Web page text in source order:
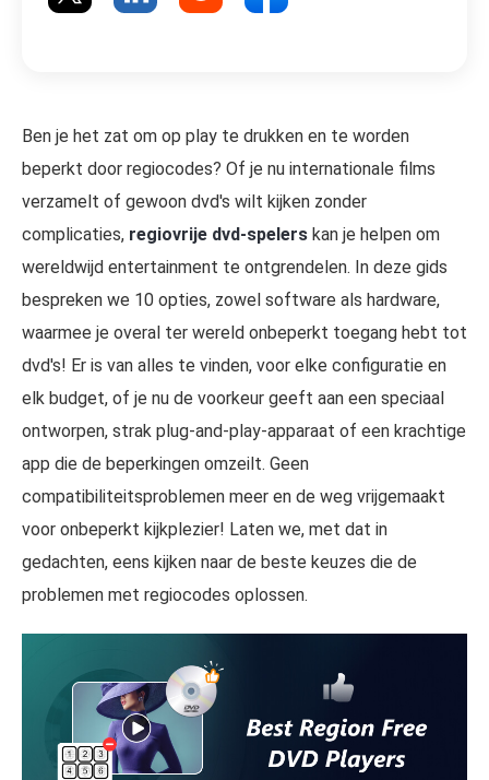
Ben je het zat om op play te drukken en te worden
beperkt door regiocodes? Of je nu internationale films
verzamelt of gewoon dvd's wilt kijken zonder
complicaties, regiovrije dvd-spelers kan je helpen om
wereldwijd entertainment te ontgrendelen. In deze gids
bespreken we 10 opties, zowel software als hardware,
waarmee je overal ter wereld onbeperkt toegang hebt tot
dvd's! Er is van alles te vinden, voor elke configuratie en
elk budget, of je nu de voorkeur geeft aan een speciaal
ontworpen, strak plug-and-play-apparaat of een krachtige
app die de beperkingen omzeilt. Geen
compatibiliteitsproblemen meer en de weg vrijgemaakt
voor onbeperkt kijkplezier! Laten we, met dat in
gedachten, eens kijken naar de beste keuzes die de
problemen met regiocodes oplossen.